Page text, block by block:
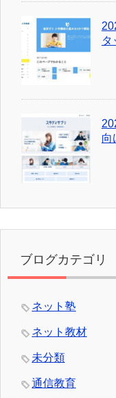
タ
向
ブログカテゴリ
ネット塾
ネット教材
未分類
通信教育